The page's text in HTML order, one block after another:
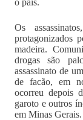
o país.
Os
protagonizados
madeira.
drogas são
assassinato de
de facão, em
ocorreu depois
garoto e outros
em Minas Gerais.